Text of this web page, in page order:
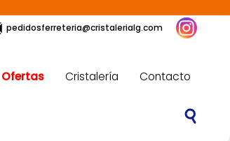
pedidosferreteria@cristalerialg.com
Ofertas Cristalería Contacto